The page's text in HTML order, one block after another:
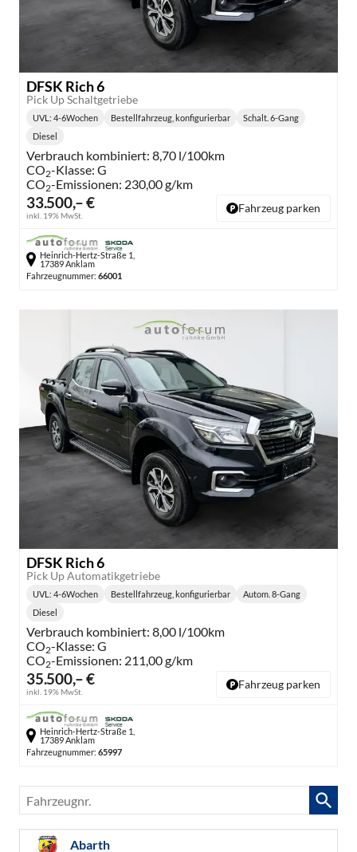
DFSK Rich 6
Pick Up Schaltgetriebe
33.500,– €
inkl. 19% MwSt.
Lieferzeit:
UVL : 4-6Wochen Bestellfahrzeug, konfigurierbar
Getriebe:
Schalt. 6-Gang
Kraftstoff:
Diesel
Verbrauch kombiniert: 8,70 l/100km
CO2-Klasse: G
CO2-Emissionen: 230,00 g/km
Fahrzeug parken
Heinrich-Hertz-Straße 1,
17389 Anklam
Fahrzeugnummer: 66001
DFSK Rich 6
Pick Up Automatikgetriebe
35.500,– €
inkl. 19% MwSt.
Lieferzeit:
UVL : 4-6Wochen Bestellfahrzeug, konfigurierbar
Getriebe:
Autom. 8-Gang
Kraftstoff:
Diesel
Verbrauch kombiniert: 8,00 l/100km
CO2-Klasse: G
CO2-Emissionen: 211,00 g/km
Fahrzeug parken
Heinrich-Hertz-Straße 1,
17389 Anklam
Fahrzeugnummer: 65997
Fahrzeugnr.
Abarth